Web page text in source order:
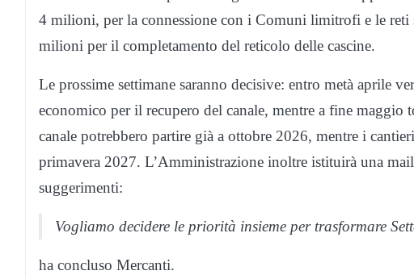
4 milioni, per la connessione con i Comuni limitrofi e le reti
milioni per il completamento del reticolo delle cascine.
Le prossime settimane saranno decisive: entro metà aprile
economico per il recupero del canale, mentre a fine
canale potrebbero partire già a ottobre 2026, mentre i
primavera 2027. L’Amministrazione inoltre istituirà una
suggerimenti:
Vogliamo decidere le priorità insieme per trasformare
ha concluso Mercanti.